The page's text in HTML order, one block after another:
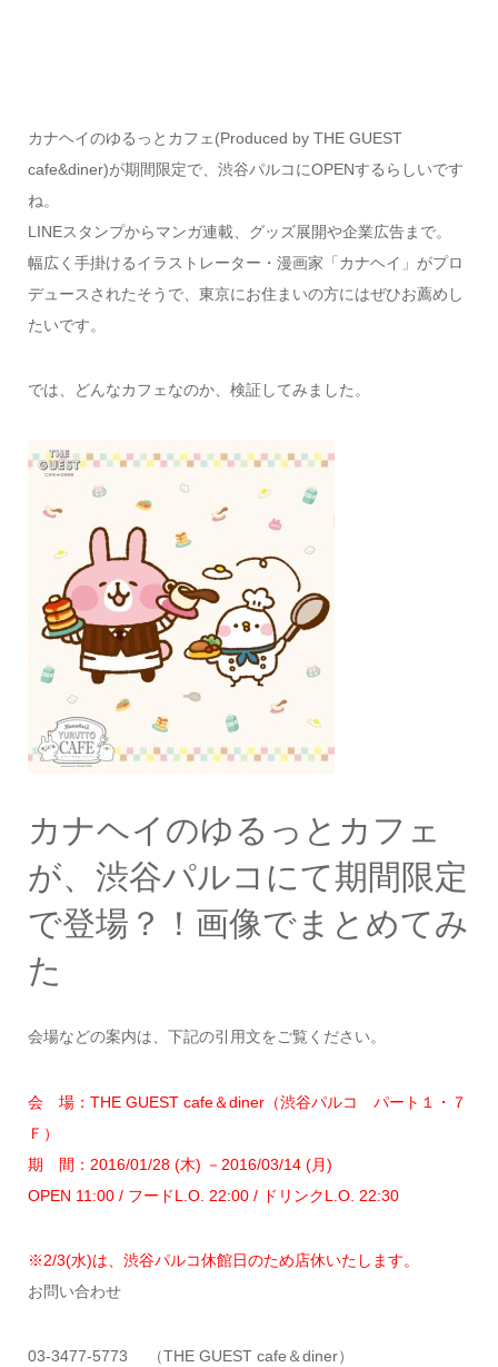
カナヘイのゆるっとカフェ(Produced by THE GUEST
cafe&diner)が期間限定で、渋谷パルコにOPENするらしいです
ね。
LINEスタンプからマンガ連載、グッズ展開や企業広告まで。
幅広く手掛けるイラストレーター・漫画家「カナヘイ」がプロ
デュースされたそうで、東京にお住まいの方にはぜひお薦めし
たいです。
では、どんなカフェなのか、検証してみました。
カナヘイのゆるっとカフェ
が、渋谷パルコにて期間限定
で登場？！画像でまとめてみ
た
会場などの案内は、下記の引用文をご覧ください。
会 場：THE GUEST cafe＆diner（渋谷パルコ パート１・７
Ｆ）
期 間：2016/01/28 (木) －2016/03/14 (月)
OPEN 11:00 / フードL.O. 22:00 / ドリンクL.O. 22:30
※2/3(水)は、渋谷パルコ休館日のため店休いたします。
お問い合わせ
03-3477-5773 （THE GUEST cafe＆diner）